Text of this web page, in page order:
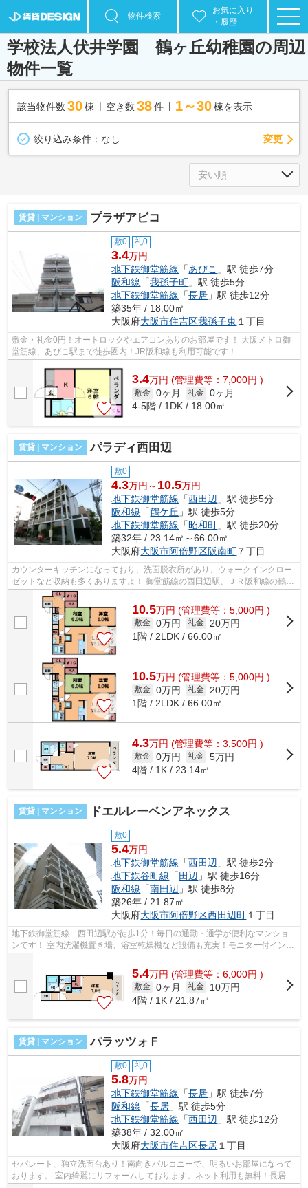
物件検索
お気に入り
・履歴
学校法人伏井学園 鶴ヶ丘幼稚園の周辺
物件一覧
該当物件数 30棟 空き数 38 件 1～30 棟を表示
絞り込み条件： なし 変更
賃貸 | マンション プラザアビコ
敷0 礼0
3.4万円
地下鉄御堂筋線 「あびこ 」駅 徒歩7分
阪和線 「我孫子町 」駅 徒歩5分
地下鉄御堂筋線 「長居 」駅 徒歩12分
築35年 / 18.00㎡
大阪府大阪市住吉区我孫子東 １丁目
敷金・礼金0円！オートロックやエアコンありのお部屋です！ 大阪メトロ御
堂筋線、あびこ駅まで徒歩圏内！JR阪和線も利用可能です！
■□■□■□■□■□■□■□■□■□■□■□■□■□■□■□■□■□■□■□■□ ご覧...
3.4万円 (管理費等：7,000円 )
敷金 0ヶ月 礼金 0ヶ月
4-5階 / 1DK / 18.00㎡
賃貸 | マンション パラディ西田辺
敷0
4.3万円～ 10.5万円
地下鉄御堂筋線 「西田辺 」駅 徒歩5分
阪和線 「鶴ケ丘 」駅 徒歩5分
地下鉄御堂筋線 「昭和町 」駅 徒歩20分
築32年 / 23.14㎡～66.00㎡
大阪府大阪市阿倍野区阪南町 ７丁目
カウンターキッチンになっており、洗面脱衣所があり、ウォークインクロー
ゼットなど収納も多くありますよ！ 御堂筋線の西田辺駅、ＪＲ阪和線の鶴ケ
丘駅まで徒歩圏内になっており、住...
10.5万円 (管理費等：5,000円 )
敷金 0万円 礼金
20万円
1階 / 2LDK / 66.00㎡
10.5万円 (管理費等：5,000円 )
敷金 0万円 礼金
20万円
1階 / 2LDK / 66.00㎡
4.3万円 (管理費等：3,500円 )
敷金 0万円 礼金 5万円
4階 / 1K / 23.14㎡
賃貸 | マンション ドエルレーベンアネックス
敷0
5.4万円
地下鉄御堂筋線 「西田辺 」駅 徒歩2分
地下鉄谷町線 「 田辺 」駅 徒歩16分
阪和線 「南田辺 」駅 徒歩8分
築26年 / 21.87㎡
大阪府大阪市阿倍野区西田辺町 １丁目
地下鉄御堂筋線 西田辺駅が徒歩1分！毎日の通勤・通学が便利なマンショ
ンです！ 室内洗濯機置き場、浴室乾燥機など設備も充実！モニター付インタ
5.4万円 (管理費等：6,000円 )
敷金 0ヶ月 礼金
10万円
4階 / 1K / 21.87㎡
賃貸 | マンション パラッツォＦ
敷0 礼0
5.8万円
地下鉄御堂筋線 「長居 」駅 徒歩7分
阪和線 「長居 」駅 徒歩5分
地下鉄御堂筋線 「西田辺 」駅 徒歩12分
築38年 / 32.00㎡
大阪府大阪市住吉区長居 １丁目
セパレート、独立洗面台あり！南向きバルコニーで、明るいお部屋になって
おります。 室内綺麗にリフォームしております。ネット利用も無料！長居駅